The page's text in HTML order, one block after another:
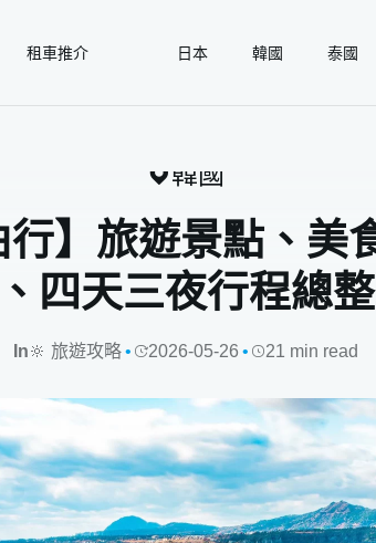
租車推介 日本 韓國 泰國
全球租車好伙伴 | gogoout 自駕旅遊日誌 🔆 旅遊攻略
韓國
行】旅遊景點、美
四天三夜行程總整
In🔆 旅遊攻略 2026-05-26 21 min read